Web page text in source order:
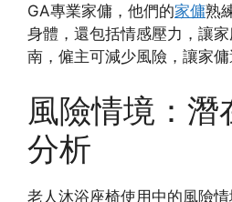
GA專業家傭，他們的家傭熟
身體，還包括情感壓力，讓
南，僱主可減少風險，讓家傭
風險情境：潛
分析
老人沐浴座椅使用中的風險